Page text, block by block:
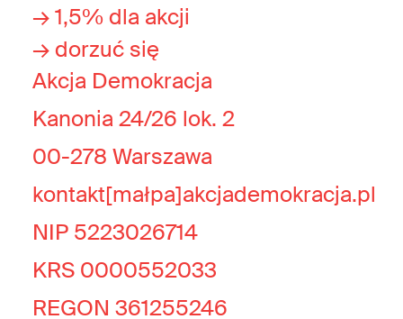
→ 1,5% dla akcji
→ dorzuć się
Akcja Demokracja
Kanonia 24/26 lok. 2
00-278 Warszawa
kontakt[małpa]akcjademokracja.pl
NIP 5223026714
KRS 0000552033
REGON 361255246